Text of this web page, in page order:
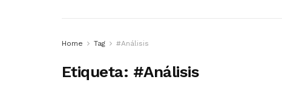
Home Tag #Análisis
Etiqueta: #Análisis